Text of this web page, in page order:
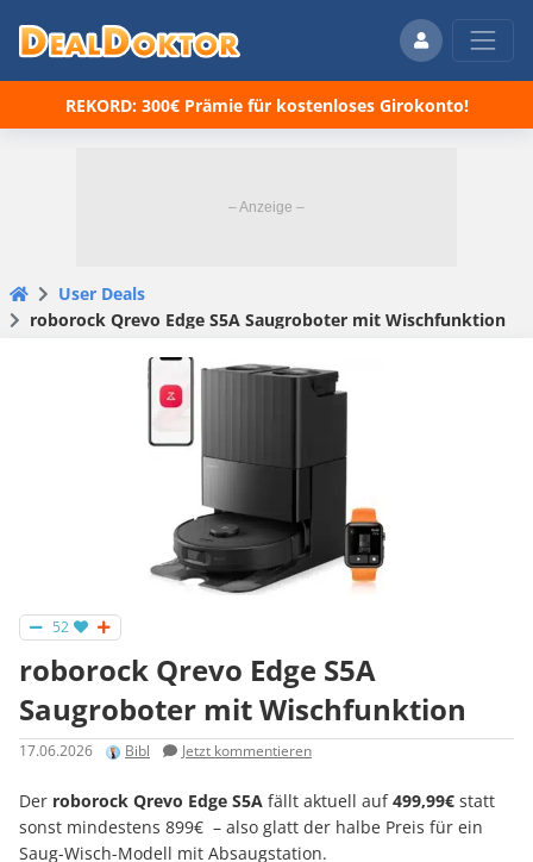
REKORD: 300€ Prämie für kostenloses Girokonto!
User Deals
roborock Qrevo Edge S5A Saugroboter mit Wischfunktion
52
roborock Qrevo Edge S5A
Saugroboter mit Wischfunktion
17.06.2026 Bibl Jetzt kommentieren
Der roborock Qrevo Edge S5A fällt aktuell auf499,99€ statt
sonst mindestens 899€ – also glatt der halbe Preis für ein
Saug-Wisch-Modell mit Absaugstation.